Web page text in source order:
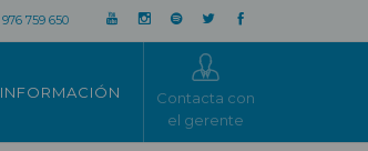
976 759 650
INFORMACIÓN
Contacta con
el gerente